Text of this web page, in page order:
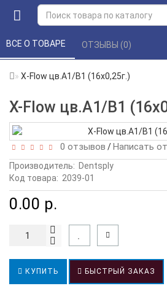
X-Flow цв.А1/В1 (16х0,25г.)
X-Flow цв.А1/В1
ВСЕ О ТОВАРЕ ОТЗЫВЫ (0)
0 отзывов /Написать
Производитель: Dentsply
Код товара: 2039-01
0.00 р.
КУПИТЬ БЫСТРЫЙ ЗАКАЗ